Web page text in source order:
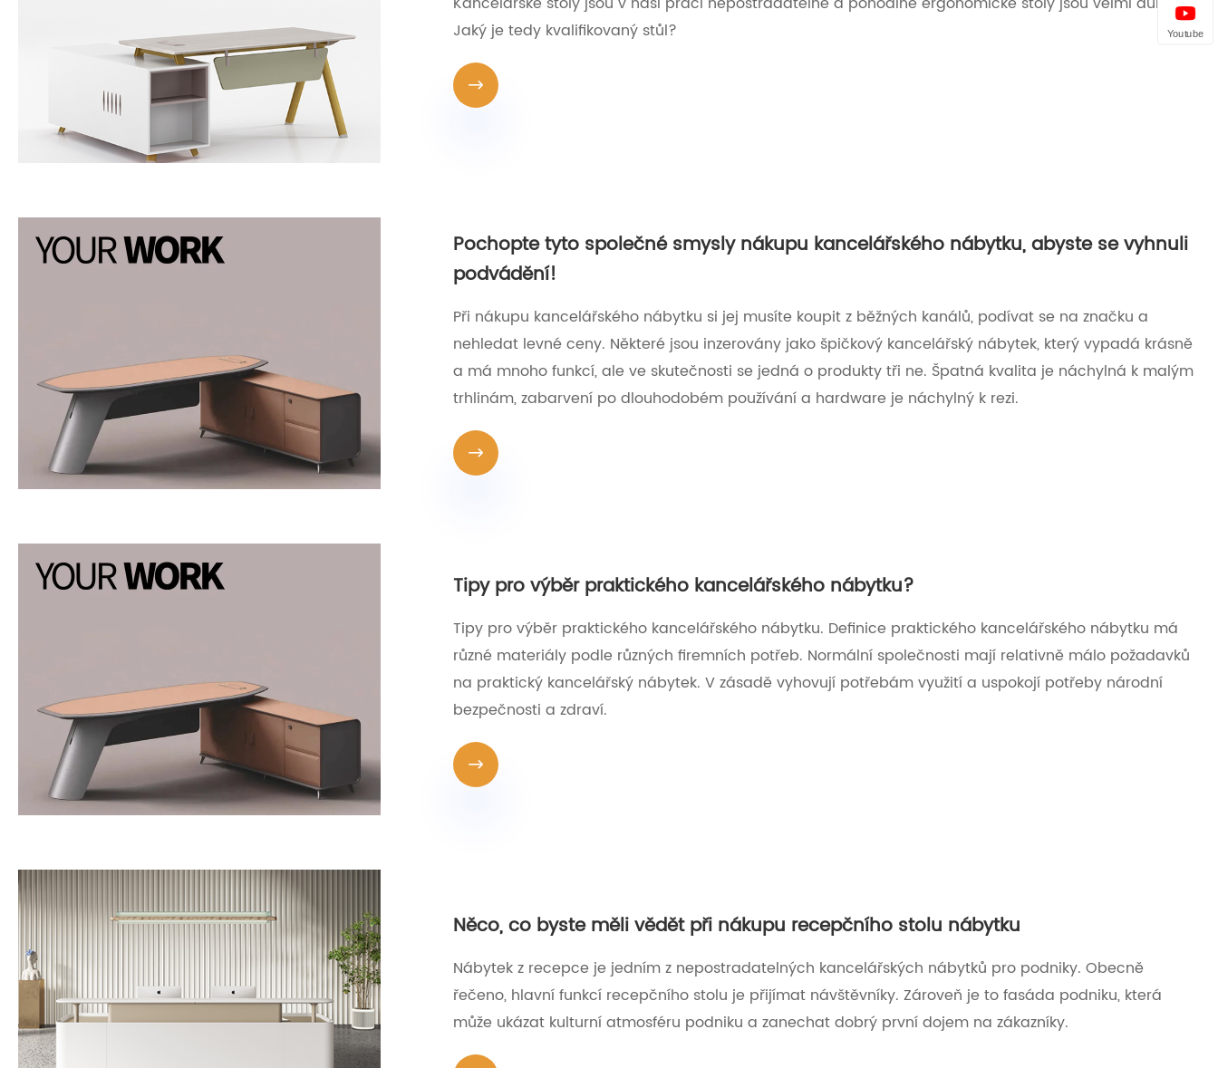
Jaký je tedy kvalifikovaný stůl?

Pochopte tyto společné smysly nákupu kancelářského nábytku, abyste se vyhnuli
podvádění!
Při nákupu kancelářského nábytku si jej musíte koupit z běžných kanálů, podívat se na značku a
nehledat levné ceny. Některé jsou inzerovány jako špičkový kancelářský nábytek, který vypadá krásně
a má mnoho funkcí, ale ve skutečnosti se jedná o produkty tři ne. Špatná kvalita je náchylná k malým
trhlinám, zabarvení po dlouhodobém používání a hardware je náchylný k rezi.

Tipy pro výběr praktického kancelářského nábytku?
Tipy pro výběr praktického kancelářského nábytku. Definice praktického kancelářského nábytku má
různé materiály podle různých firemních potřeb. Normální společnosti mají relativně málo požadavků
na praktický kancelářský nábytek. V zásadě vyhovují potřebám využití a uspokojí potřeby národní
bezpečnosti a zdraví.

Něco, co byste měli vědět při nákupu recepčního stolu nábytku
Nábytek z recepce je jedním z nepostradatelných kancelářských nábytků pro podniky. Obecně
řečeno, hlavní funkcí recepčního stolu je přijímat návštěvníky. Zároveň je to fasáda podniku, která
může ukázat kulturní atmosféru podniku a zanechat dobrý první dojem na zákazníky.
Youtube